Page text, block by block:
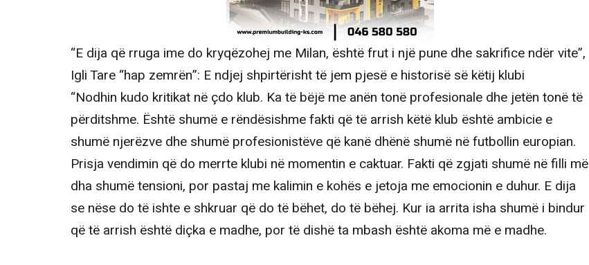
“E dija që rruga ime do kryqëzohej me Milan, është frut i një pune dhe sakrifice ndër vite”,
Igli Tare “hap zemrën”: E ndjej shpirtërisht të jem pjesë e historisë së këtij klubi
“Nodhin kudo kritikat në çdo klub. Ka të bëjë me anën tonë profesionale dhe jetën tonë të
përditshme. Është shumë e rëndësishme fakti që të arrish këtë klub është ambicie e
shumë njerëzve dhe shumë profesionistëve që kanë dhënë shumë në futbollin europian.
Prisja vendimin që do merrte klubi në momentin e caktuar. Fakti që zgjati shumë në filli më
dha shumë tensioni, por pastaj me kalimin e kohës e jetoja me emocionin e duhur. E dija
se nëse do të ishte e shkruar që do të bëhet, do të bëhej. Kur ia arrita isha shumë i bindur
që të arrish është diçka e madhe, por të dishë ta mbash është akoma më e madhe.